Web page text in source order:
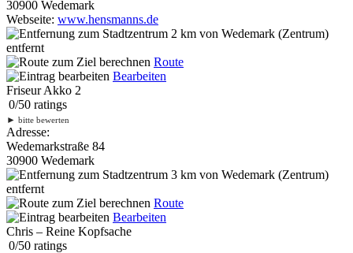
30900 Wedemark
Webseite: www.hensmanns.de
2 km von Wedemark (Zentrum)
entfernt
Route
Bearbeiten
Friseur Akko 2
0/50 ratings
► bitte bewerten
Adresse:
Wedemarkstraße 84
30900 Wedemark
3 km von Wedemark (Zentrum)
entfernt
Route
Bearbeiten
Chris – Reine Kopfsache
0/50 ratings